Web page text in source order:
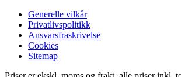
Generelle vilkår
Privatlivspolitikk
Ansvarsfraskrivelse
Cookies
Sitemap